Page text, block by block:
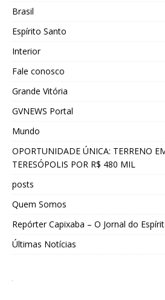
Brasil
Espírito Santo
Interior
Fale conosco
Grande Vitória
GVNEWS Portal
Mundo
OPORTUNIDADE ÚNICA: TERRENO
TERESÓPOLIS POR R$ 480 MIL
posts
Quem Somos
Repórter Capixaba – O Jornal do
Últimas Notícias